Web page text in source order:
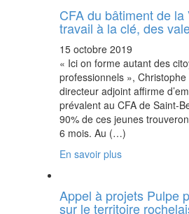
CFA du bâtiment de la
travail à la clé, des
15 octobre 2019
« Ici on forme autant des
professionnels », Christophe
directeur adjoint affirme
prévalent au CFA de Saint-
90% de ces jeunes
6 mois. Au (…)
En savoir plus
Appel à projets Pulpe
sur le territoire